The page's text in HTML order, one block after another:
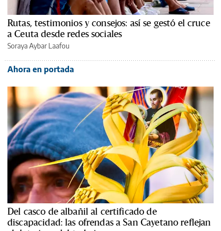
Rutas, testimonios y consejos: así se gestó el cruce
a Ceuta desde redes sociales
Soraya Aybar Laafou
Ahora en portada
Del casco de albañil al certificado de
discapacidad: las ofrendas a San Cayetano reflejan